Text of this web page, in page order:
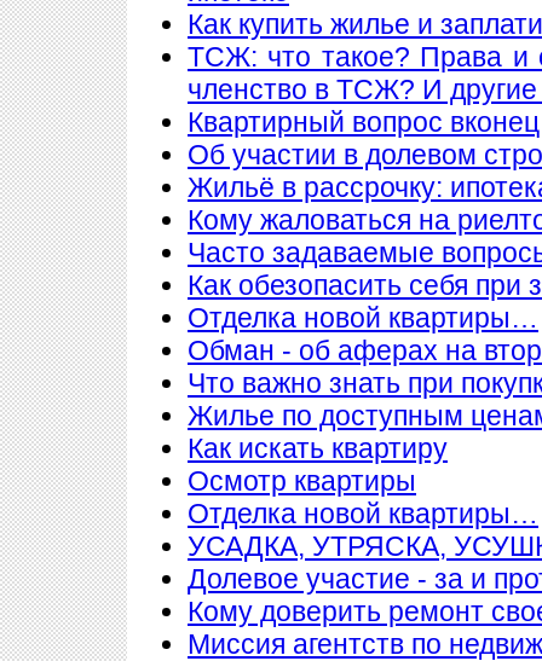
Как купить жилье и
ТСЖ: что такое? Права и
членство в ТСЖ? И
Квартирный вопрос
Об участии в долевом
Жильё в рассрочку:
Кому жаловаться на
Часто задаваемые
Как обезопасить себя при
Отделка новой квартиры…
Обман - об аферах на
Что важно знать при
Жилье по доступным
Как искать квартиру
Осмотр квартиры
Отделка новой квартиры…
УСАДКА, УТРЯСКА,
Долевое участие - за и
Кому доверить ремонт
Миссия агентств по